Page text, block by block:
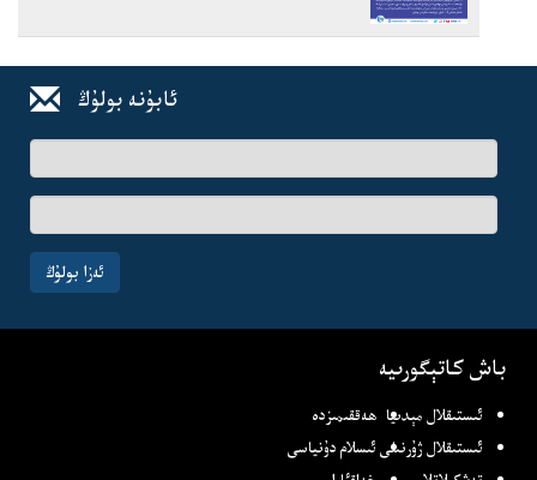
ئابۇنە بولۇڭ
ئىسىم-
فامىلىڭىز
ئېلخەت
ئادرىسىڭىز
ئەزا بولۇڭ
باش كاتېگورىيە
ئىستىقلال مېدىيا ھەققىمىزدە
ئىستىقلال ژۇرنىلى ئىسلام دۇنياسى